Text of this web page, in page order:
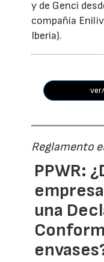
y de Genci
compañía
Iberia).
Reglamento
PPWR:
una